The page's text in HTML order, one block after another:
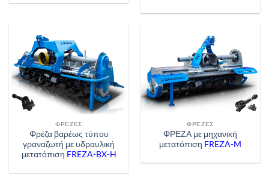
ΦΡΈΖΕΣ
Φρέζα βαρέως τύπου
γραναζωτή με υδραυλική
μετατόπιση FREZA-BX-H
ΦΡΈΖΕΣ
ΦΡΕΖΑ με μηχανική
μετατόπιση FREZA-M